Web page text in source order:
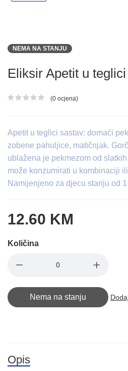
NEMA NA STANJU
Eliksir Apetit u
Ocjena proizvoda
(0 ocjena)
Apetit u teglici sastav: domaći
zobene pahuljice, matičnjak.
ublažena je pekmezom od
može konzumirati u kombinaciji
Namijenjeno za djecu stariju od
12.60 KM
Količina
Nema na stanju
Opis